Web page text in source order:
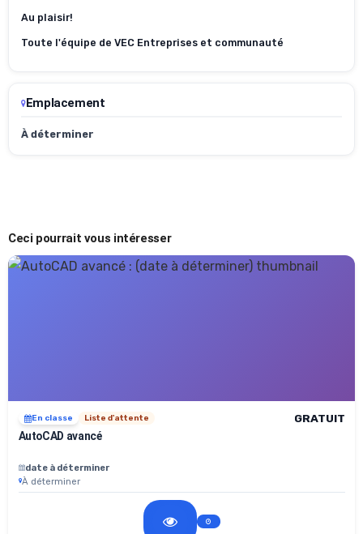
Au plaisir!
Toute l'équipe de VEC Entreprises et communauté
Emplacement
À déterminer
Ceci pourrait vous intéresser
En classe Liste d'attente
GRATUIT
AutoCAD avancé
date à déterminer
À déterminer